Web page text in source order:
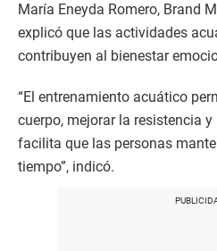
María Eneyda Romero, Brand
explicó que las actividades
contribuyen al bienestar
“El entrenamiento acuático
cuerpo, mejorar la resistencia
facilita que las personas
tiempo”, indicó.